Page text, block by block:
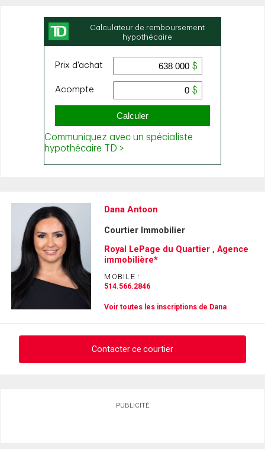
Dana Antoon
Courtier Immobilier
Royal LePage du Quartier , Agence
immobilière*
MOBILE :
514.566.2846
Voir toutes les inscriptions de Dana
Contacter ce courtier
PUBLICITÉ